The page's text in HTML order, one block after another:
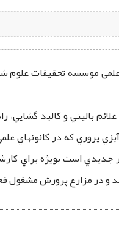
موسسه تحقیقات علوم
باليني و كالبد
پروري که در
جديدي است بويژه براي
و در مزارع پرورش مشغول